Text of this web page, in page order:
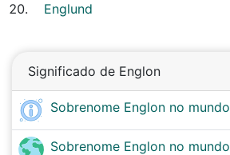
Englund
Significado de Englon
Sobrenome Englon no mundo
Sobrenome Englon no mundo